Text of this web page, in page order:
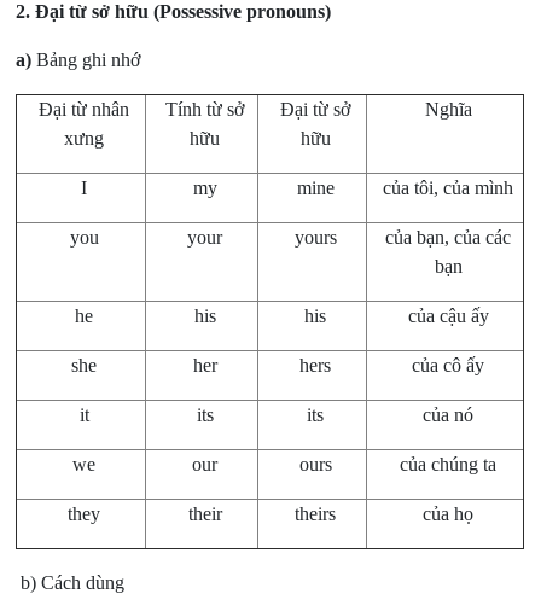
2. Đại từ sở hữu (Possessive pronouns)
a)Bảng ghi nhớ
Đại từ nhân
xưng
Tính từ sở
hữu
Đại từ sở
hữu
Nghĩa
I my mine của tôi, của mình
you your yours
của bạn, của các
bạn
he his his của cậu ấy
she her hers của cô ấy
it its its của nó
we our ours của chúng ta
they their theirs của họ
b) Cách dùng